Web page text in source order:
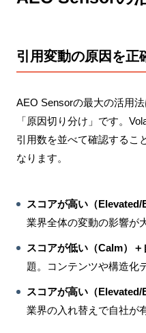
引用変動の原因を正
AEO Sensorの最大の活用
「原因切り分け」です。
引用数を並べて確認するこ
なります。
スコアが高い（Elevated/
業界全体の変動の影響が
スコアが低い（Calm）＋
題。コンテンツや構造化
スコアが高い（Elevated/
業界の入れ替えで自社が